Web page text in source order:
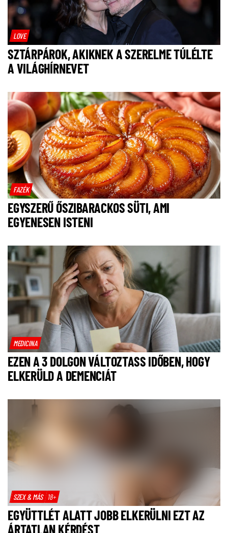
LOVE
SZTÁRPÁROK, AKIKNEK A SZERELME TÚLÉLTE
A VILÁGHÍRNEVET
FAZÉK
EGYSZERŰ ŐSZIBARACKOS SÜTI, AMI
EGYENESEN ISTENI
MEDICINA
EZEN A 3 DOLGON VÁLTOZTASS IDŐBEN, HOGY
ELKERÜLD A DEMENCIÁT
SZEX & MÁS 18+
EGYÜTTLÉT ALATT JOBB ELKERÜLNI EZT AZ
ÁRTATLAN KÉRDÉST